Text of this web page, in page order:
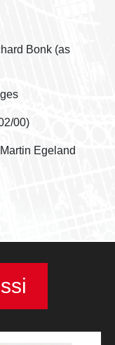
Bonk (as
00)
Egeland